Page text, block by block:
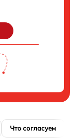
Что согласуем